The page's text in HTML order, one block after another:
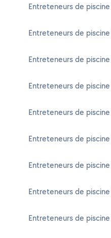
Entreteneurs de
Entreteneurs de
Entreteneurs de
Entreteneurs de
Entreteneurs de
Entreteneurs de piscine
Entreteneurs de piscine
Entreteneurs de
Entreteneurs de